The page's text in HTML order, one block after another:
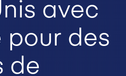
avec
pour des
de